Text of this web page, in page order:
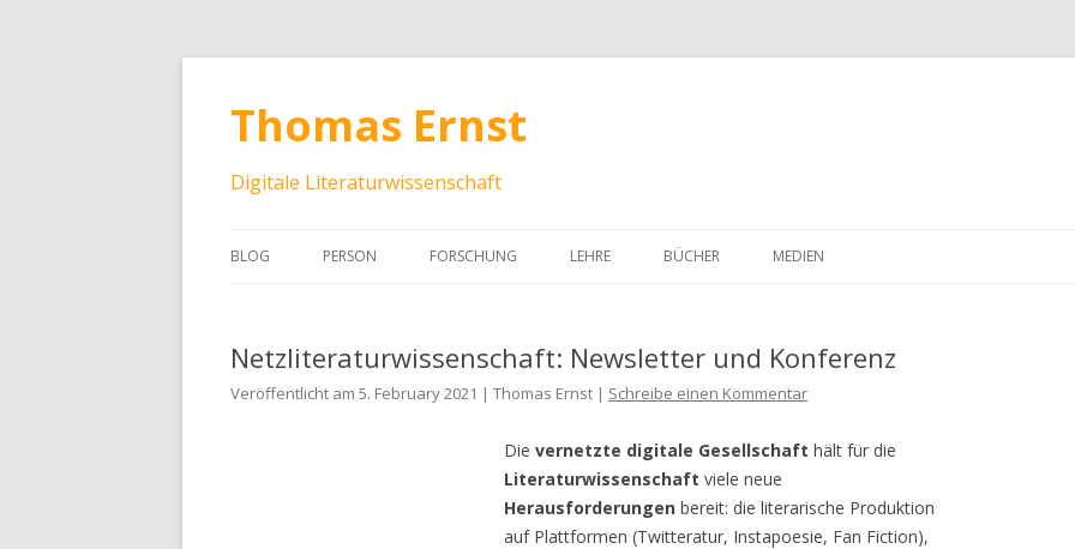
Thomas Ernst
Digitale Literaturwissenschaft
to
BLOG PERSON FORSCHUNG LEHRE BÜCHER MEDIEN
Netzliteraturwissenschaft: Newsletter und Konferenz
Veröffentlicht am 5. February 2021 | Thomas Ernst | Schreibe einen Kommentar
Dievernetzte digitale Gesellschaft hält für die
Literaturwissenschaft viele neue
Herausforderungen bereit: die literarische Produktion
auf Plattformen (Twitteratur, Instapoesie, Fan Fiction),